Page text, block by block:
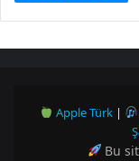
Apple Türk|
Bu